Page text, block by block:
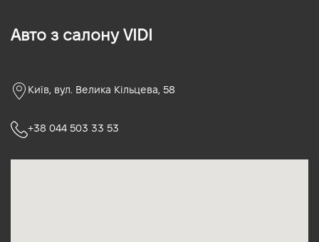
Авто з салону VIDI
Київ, вул. Велика Кільцева, 58
+38 044 503 33 53